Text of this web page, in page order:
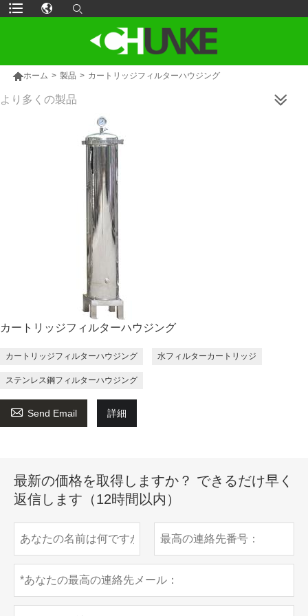
ホーム > 製品 > カートリッジフィルターハウジング
より多くの製品
カートリッジフィルターハウジング
カートリッジフィルターハウジング 水フィルターカートリッジ
ステンレス鋼フィルターハウジング
 Send Email 詳細
最新の価格を取得しますか？ できるだけ早く
返信します（12時間以内）